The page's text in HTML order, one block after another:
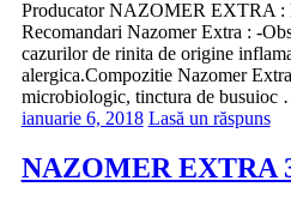
Producator NAZOMER EXTRA :
Recomandari Nazomer Extra : -
cazurilor de rinita de origine
alergica.Compozitie Nazomer
microbiologic, tinctura de busuioc
ianuarie 6, 2018 Lasă un răspuns
NAZOMER EXTRA